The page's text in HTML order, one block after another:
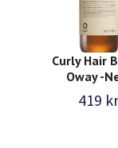
Curly Hair
Oway -
419 kr